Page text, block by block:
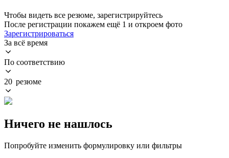
Чтобы видеть все резюме, зарегистрируйтесь
После регистрации покажем ещё 1 и откроем фото
Зарегистрироваться
За всё время
По соответствию
20 резюме
Ничего не нашлось
Попробуйте изменить формулировку или фильтры